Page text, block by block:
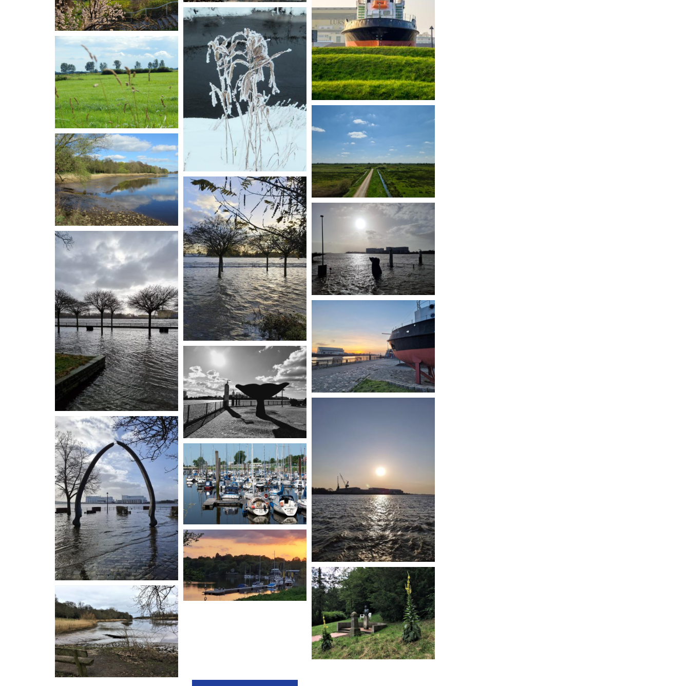
Blauer Himmel an der Weser,
Brigitte Appel
wunderbar vom Alltag
abschalten kann." Bild und
Text: Edith Ostendorff
"Fähre". Bild und Text: Andre
Lautz
"Fluss Dämmerung". Bild und
Text: Andre Lautz
"Frühling": Bild und Text:
Martin Simon
"Gras Eis": Bild und Text:
Martin Simon
"Hammeweisen Gräser". Bild
und Text: Martin Simon
"Hammewiesen Himmel". Bild
und Text: Martin Simon
"An der Lesum", von Marlies
und Heiner Frank
Bild: Ilka Richter
Bild: Ilka Richter
Bild: Ilka Richter
Bild: Ilka Richter
"Lesumhafen". Bild und Text:
Andre Lautz